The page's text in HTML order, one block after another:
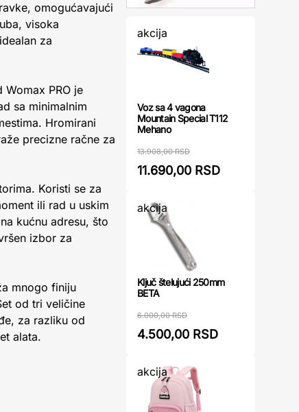
omogućavajući
visoka
za
Womax PRO je
sa minimalnim
Hromirani
precizne račne za
Koristi se za
ili rad u uskim
kućnu adresu, što
izbor za
mnogo finiju
od tri veličine
za razliku od
alata.
akcija
Voz sa 4 vagona
Mountain Special T112
Mehano
13.908,00 RSD
11.690,00 RSD
akcija
Ključ štelujući 250mm
BETA
6.000,00 RSD
4.500,00 RSD
akcija